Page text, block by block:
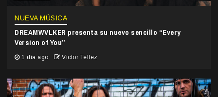
NUEVA MÚSICA
DREAMWVLKER presenta su nuevo sencillo “Every
Version of You”
1 día ago Victor Tellez